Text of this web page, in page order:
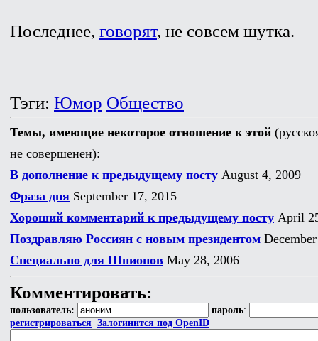
Последнее, говорят, не совсем шутка.
Тэги: Юмор Общество
Темы, имеющие некоторое отношение к этой
не совершенен):
В дополнение к предыдущему посту August 4, 2009
Фраза дня September 17, 2015
Хороший комментарий к предыдущему посту April
Поздравляю Россиян с новым президентом
Специально для Шпионов May 28, 2006
Комментировать:
пользователь: пароль:
регистрироваться Залогинится под OpenID